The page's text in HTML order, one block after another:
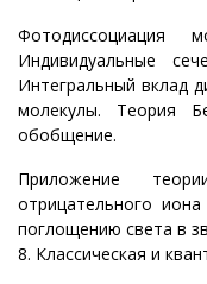
Фотодиссоциация
Индивидуальные
Интегральный вклад
молекулы. Теория
обобщение.
Приложение
отрицательного
поглощению света в
8. Классическая и